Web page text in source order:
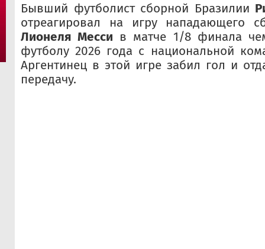
Бывший футболист сборной Бразилии
отреагировал на игру нападающего
Лионеля Месси в матче 1/8 финала
футболу 2026 года с национальной
Аргентинец в этой игре забил гол и
передачу.